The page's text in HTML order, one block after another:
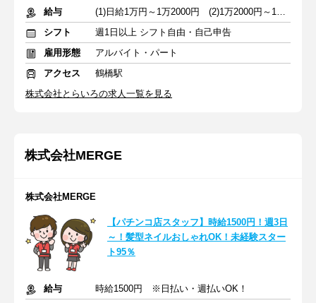
給与
(1)日給1万円～1万2000円 (2)1万2000円～1万4000円
シフト
週1日以上 シフト自由・自己申告
雇用形態
アルバイト・パート
アクセス
鶴橋駅
株式会社とらいろの求人一覧を見る
株式会社MERGE
株式会社MERGE
【パチンコ店スタッフ】時給1500円！週3日
～！髪型ネイルおしゃれOK！未経験スター
ト95％
給与
時給1500円 ※日払い・週払いOK！